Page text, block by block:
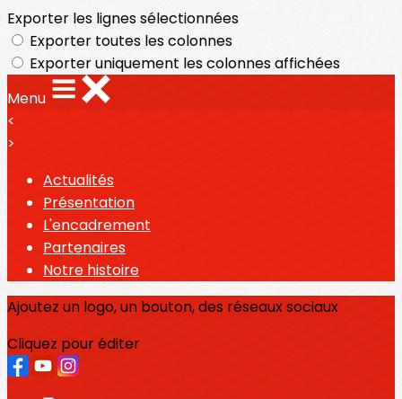
Exporter les lignes sélectionnées
Exporter toutes les colonnes
Exporter uniquement les colonnes affichées
Menu
<
>
Actualités
Présentation
L'encadrement
Partenaires
Notre histoire
Ajoutez un logo, un bouton, des réseaux sociaux
Cliquez pour éditer